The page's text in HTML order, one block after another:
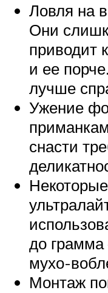
Ловля на
Они
приводит
и ее
лучше
Ужение
снасти
до
мухо-
Монтаж